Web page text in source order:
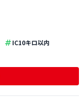
IC10キロ以内